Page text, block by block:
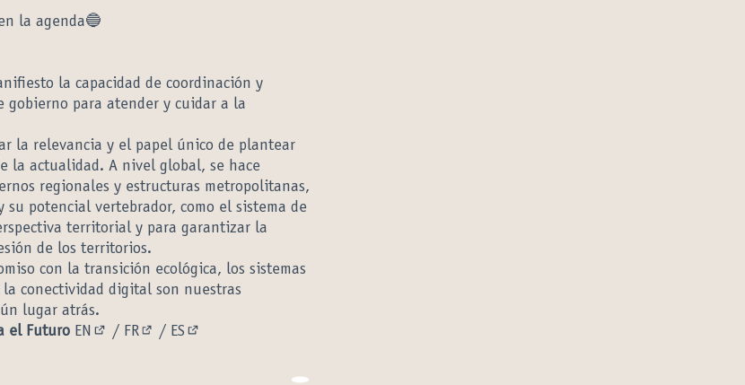
la agenda🔵
la capacidad de coordinación y
gobierno para atender y cuidar a la
la relevancia y el papel único de plantear
la actualidad. A nivel global, se hace
regionales y estructuras metropolitanas,
potencial vertebrador, como el sistema de
territorial y para garantizar la
de los territorios.
con la transición ecológica, los sistemas
conectividad digital son nuestras
lugar atrás.
el Futuro EN
(Enlace externo)
/ FR
(Enlace externo)
/ ES